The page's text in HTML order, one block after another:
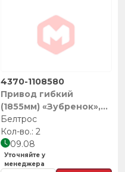
Привод гибкий
(1855мм) «Зубренок»,
Белтрос
4370-1108580
Белтрос
2
09.08
Уточняйте у
менеджера